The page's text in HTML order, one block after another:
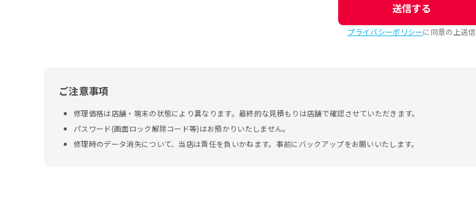
送信する
プライバシーポリシーに同意の上送信
ご注意事項
修理価格は店舗・端末の状態により異なります。最終的な見積もりは店舗で確認させていただきます。
パスワード(画面ロック解除コード等)はお預かりいたしません。
修理時のデータ消失について、当店は責任を負いかねます。事前にバックアップをお願いいたします。